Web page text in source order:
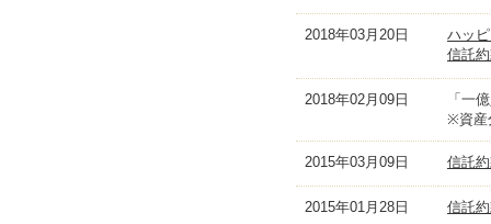
2018年03月20日
ハッ
信託
2018年02月09日
「一
※資産
2015年03月09日 信託
2015年01月28日 信託